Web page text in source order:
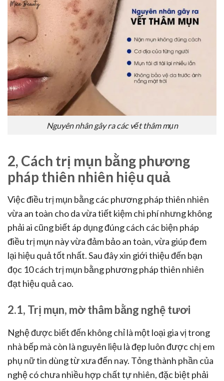
Nguyên nhân gây ra các vết thâm mụn
2, Cách trị mụn bằng phương
pháp thiên nhiên hiệu quả
Việc điều trị mụn bằng các phương pháp thiên nhiên
vừa an toàn cho da vừa tiết kiệm chi phí nhưng không
phải ai cũng biết áp dụng đúng cách các biện pháp
điều trị mụn này vừa đảm bảo an toàn, vừa giúp đem
lại hiệu quả tốt nhất. Sau đây xin giới thiệu đến bạn
đọc 10 cách trị mụn bằng phương pháp thiên nhiên
đạt hiệu quả cao.
2.1, Trị mụn, mờ thâm bằng nghệ tươi
Nghệ được biết đến không chỉ là một loại gia vị trong
nhà bếp mà còn là nguyên liệu là đẹp luôn được chị em
phụ nữ tin dùng từ xưa đến nay. Tỏng thành phần của
nghệ có chưa nhiều hợp chất tự nhiên, đặc biệt phải